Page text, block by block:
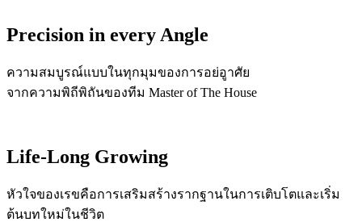
Precision in every Angle
ความสมบูรณ์แบบในทุกมุมของการอย่อูาศัย
จากความพิถีพิถันของทีม Master of The House
Life-Long Growing
หัวใจของเรขคือการเสริมสร้างรากฐานในการเติบโตและเริ่ม
ต้นบทใหม่ในชีวิต